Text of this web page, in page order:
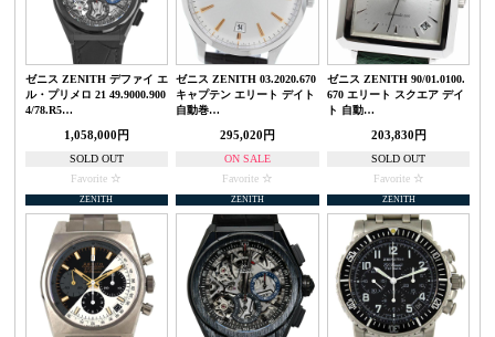
ゼニス ZENITH デファイ エ
ル・プリメロ 21 49.9000.900
4/78.R5…
1,058,000円
SOLD OUT
Favorite
ゼニス ZENITH 03.2020.670
キャプテン エリート デイト
自動巻…
295,020円
ON SALE
Favorite
ゼニス ZENITH 90/01.0100.
670 エリート スクエア デイ
ト 自動…
203,830円
SOLD OUT
Favorite
ZENITH ZENITH ZENITH